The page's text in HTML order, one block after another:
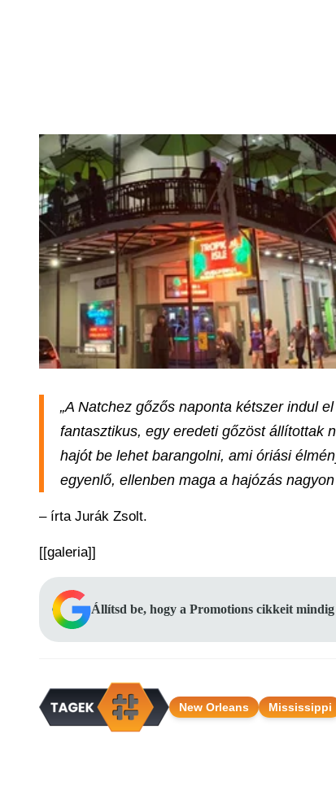
„A Natchez gőzős naponta kétszer indul
fantasztikus, egy eredeti gőzöst állítottak
hajót be lehet barangolni, ami óriási
egyenlő, ellenben maga a hajózás
– írta Jurák Zsolt.
[[galeria]]
Állítsd be, hogy a Promotions cikkeit mindig
New Orleans Mississippi